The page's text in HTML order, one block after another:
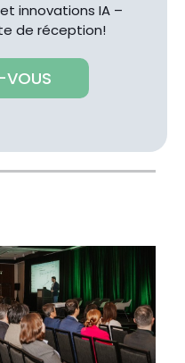
innovations IA –
de réception!
VOUS